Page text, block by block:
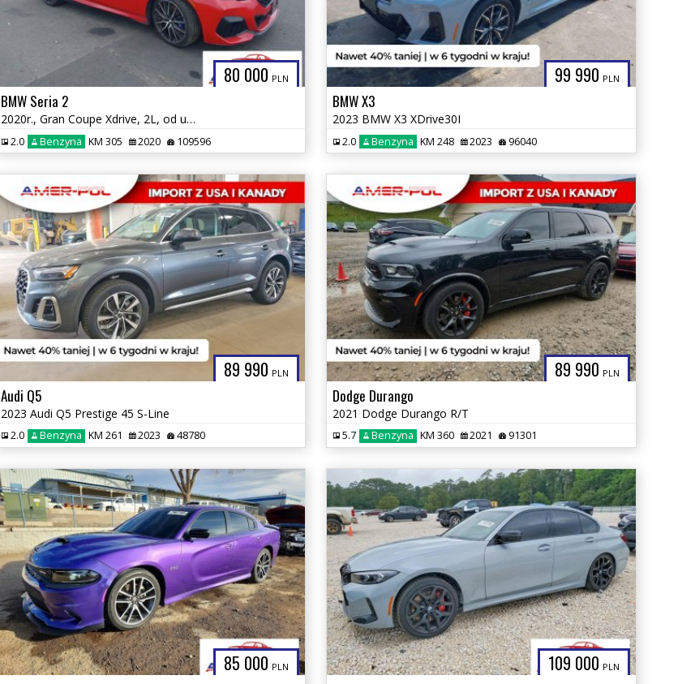
80 000 PLN
BMW Seria 2
2020r., Gran Coupe Xdrive, 2L, od ubezpieczalni
2.0 Benzyna KM 305 2020 109596
99 990 PLN
BMW X3
2023 BMW X3 XDrive30I
2.0 Benzyna KM 248 2023 96040
89 990 PLN
Audi Q5
2023 Audi Q5 Prestige 45 S-Line
2.0 Benzyna KM 261 2023 48780
89 990 PLN
Dodge Durango
2021 Dodge Durango R/T
5.7 Benzyna KM 360 2021 91301
85 000 PLN 109 000 PLN